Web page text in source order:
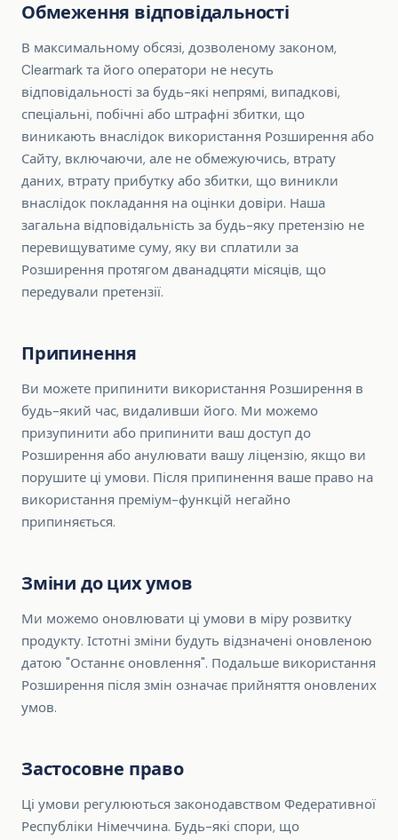
Обмеження відповідальності
В максимальному обсязі, дозволеному законом,
Clearmark та його оператори не несуть
відповідальності за будь-які непрямі, випадкові,
спеціальні, побічні або штрафні збитки, що
виникають внаслідок використання Розширення або
Сайту, включаючи, але не обмежуючись, втрату
даних, втрату прибутку або збитки, що виникли
внаслідок покладання на оцінки довіри. Наша
загальна відповідальність за будь-яку претензію не
перевищуватиме суму, яку ви сплатили за
Розширення протягом дванадцяти місяців, що
передували претензії.
Припинення
Ви можете припинити використання Розширення в
будь-який час, видаливши його. Ми можемо
призупинити або припинити ваш доступ до
Розширення або анулювати вашу ліцензію, якщо ви
порушите ці умови. Після припинення ваше право на
використання преміум-функцій негайно
припиняється.
Зміни до цих умов
Ми можемо оновлювати ці умови в міру розвитку
продукту. Істотні зміни будуть відзначені оновленою
датою "Останнє оновлення". Подальше використання
Розширення після змін означає прийняття оновлених
умов.
Застосовне право
Ці умови регулюються законодавством Федеративної
Республіки Німеччина. Будь-які спори, що